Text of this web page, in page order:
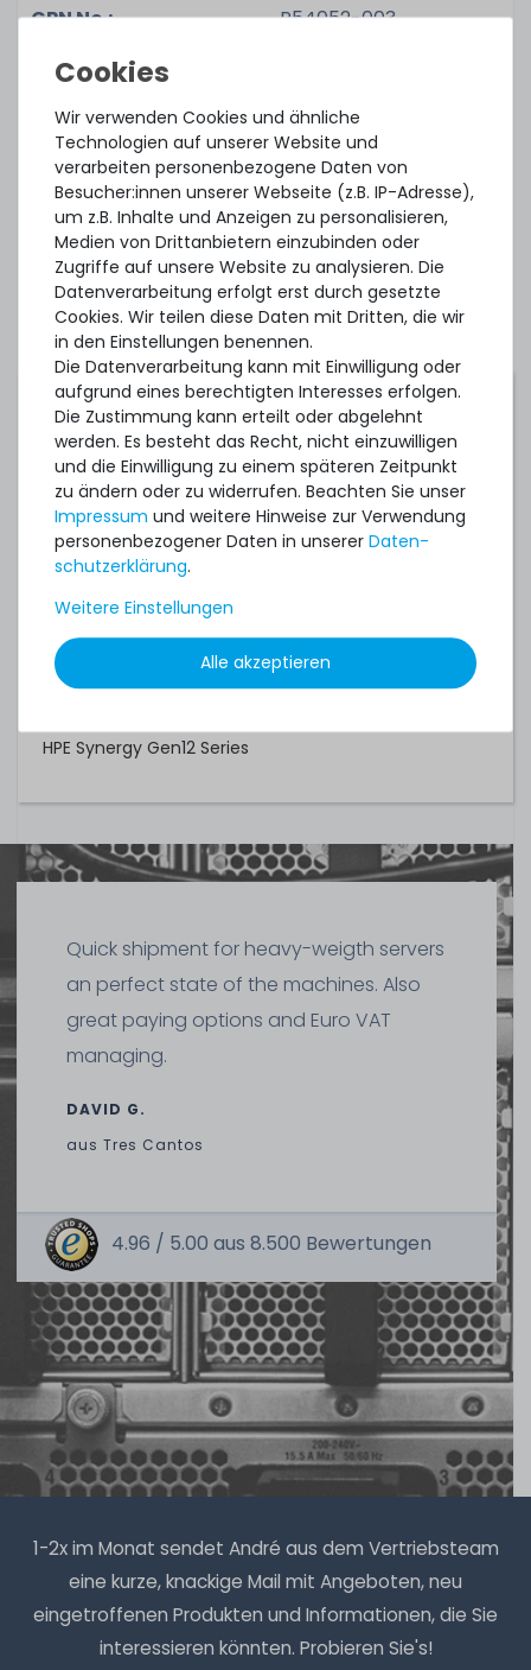
GPN No.:
P54052-003
Renew Part No.:
Assembly Part No.:
P57809-001
Zustand:
gebraucht, neuwertig
(vom Hersteller
generalüberholt), bulk
Lieferumfang:
1x Disk mit Rahmen
Gerätekompatibilität:
Voraussetzungen:
- E3.S Thin Carrier (EC1) Einschübe
- kompatibler Controller
HPE Alletra Storage Server
HPE ProLiant Gen11 Series
HPE Synergy Gen12 Series
Quick shipment for heavy-weigth servers
an perfect state of the machines. Also
great paying options and Euro VAT
managing.
DAVID G.
aus Tres Cantos
4.96 / 5.00 aus 8.500 Bewertungen
1-2x im Monat sendet André aus dem Vertriebsteam
eine kurze, knackige Mail mit Angeboten, neu
eingetroffenen Produkten und Informationen, die Sie
interessieren könnten. Probieren Sie's!
Wir verwenden Cookies und ähnliche
Technologien auf unserer Website und
verarbeiten personenbezogene Daten von
Besucher:innen unserer Webseite (z.B. IP-Adresse),
um z.B. Inhalte und Anzeigen zu personalisieren,
Medien von Drittanbietern einzubinden oder
Zugriffe auf unsere Website zu analysieren. Die
Datenverarbeitung erfolgt erst durch gesetzte
Cookies. Wir teilen diese Daten mit Dritten, die wir
in den Einstellungen benennen.
Die Datenverarbeitung kann mit Einwilligung oder
aufgrund eines berechtigten Interesses erfolgen.
Die Zustimmung kann erteilt oder abgelehnt
werden. Es besteht das Recht, nicht einzuwilligen
und die Einwilligung zu einem späteren Zeitpunkt
zu ändern oder zu widerrufen. Beachten Sie unser
Impressum und weitere Hinweise zur Verwendung
personenbezogener Daten in unserer Daten­
schutz­erklärung.
Weitere Einstellungen
Alle akzeptieren